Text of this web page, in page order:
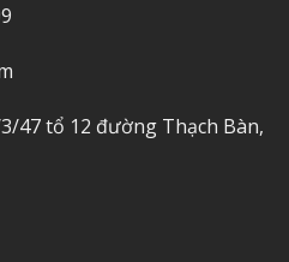
47 tổ 12 đường Thạch Bàn,